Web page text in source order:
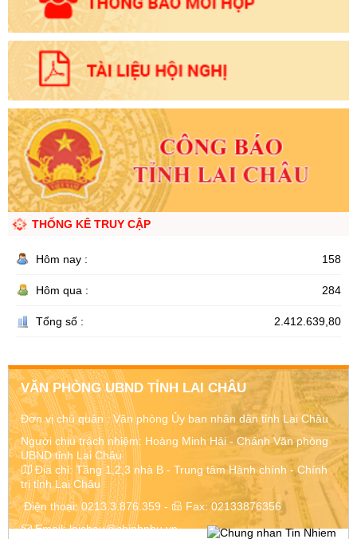
THỐNG KÊ TRUY CẬP
Hôm nay : 158
Hôm qua : 284
Tổng số : 2.412.639,80
VĂN PHÒNG UBND TỈNH LAI CHÂU
Đơn vị chủ quản :Văn phòng Ủy ban nhân dân tỉnh Lai Châu
Người chịu trách nhiệm: Hoàng Minh Hải - Chánh Văn phòng
UBND tỉnh Lai Châu
Địa chỉ: Tầng 1,2,3 nhà B - Trung tâm Hành chính - Chính
trị tỉnh Lai Châu
Điện thoại:0213.3.876.359 - Fax: 02133876356
Email:laichau@chinhphu.vn